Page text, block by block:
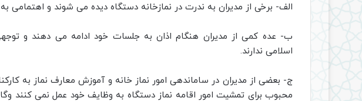
الف- برخی از مدیران به ندرت در نمازخانه دستگاه دیده می شوند و اهتمامی به
ب- عده کمی از مدیران هنگام اذان به جلسات خود ادامه می دهند و
اسلامی ندارند.
ج- بعضی از مدیران در ساماندهی امور نماز خانه و آموزش معارف نماز به
محبوب برای تمشیت امور اقامه نماز دستگاه به وظایف خود عمل نمی کنند